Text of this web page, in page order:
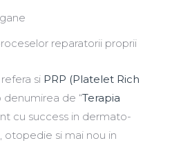
reparatorii proprii
si PRP (Platelet Rich
denumirea de “Terapia
cu success in dermato-
si mai nou in